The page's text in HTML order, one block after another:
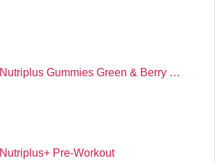
Nutriplus Gummies Green & Berry …
Nutriplus+ Pre-Workout